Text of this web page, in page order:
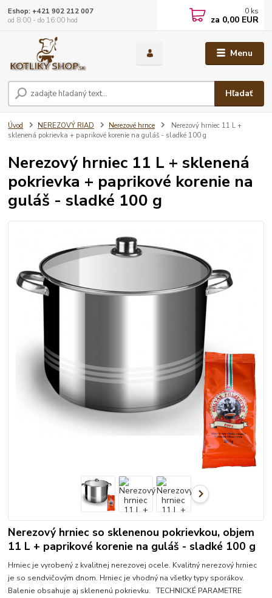
Menu
Hľadať
Eshop: +421 902 212 007
od 8:00 - do 16:00 hod
0 ks
za 0,00 EUR
Úvod NEREZOVÝ RIAD Nerezové hrnce
Nerezový hrniec 11 L +
sklenená pokrievka + paprikové korenie na guláš - sladké 100 g
Nerezový hrniec 11 L + sklenená
pokrievka + paprikové korenie na
guláš - sladké 100 g
Nerezový hrniec so sklenenou pokrievkou, objem
11 L + paprikové korenie na guláš - sladké 100 g
Hrniec je vyrobený z kvalitnej nerezovej ocele. Kvalitný nerezový hrniec
je so sendvičovým dnom. Hrniec je vhodný na všetky typy sporákov.
Balenie obsahuje aj sklenenú pokrievku. TECHNICKÉ PARAMETRE